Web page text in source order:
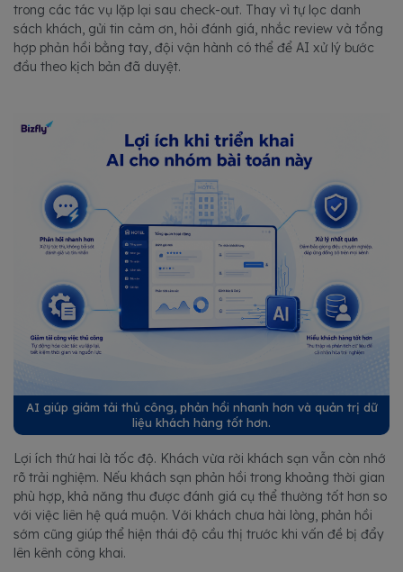
trong các tác vụ lặp lại sau check-out. Thay vì tự lọc danh
sách khách, gửi tin cảm ơn, hỏi đánh giá, nhắc review và tổng
hợp phản hồi bằng tay, đội vận hành có thể để AI xử lý bước
đầu theo kịch bản đã duyệt.
AI giúp giảm tải thủ công, phản hồi nhanh hơn và quản trị dữ
liệu khách hàng tốt hơn.
Lợi ích thứ hai là tốc độ. Khách vừa rời khách sạn vẫn còn nhớ
rõ trải nghiệm. Nếu khách sạn phản hồi trong khoảng thời gian
phù hợp, khả năng thu được đánh giá cụ thể thường tốt hơn so
với việc liên hệ quá muộn. Với khách chưa hài lòng, phản hồi
sớm cũng giúp thể hiện thái độ cầu thị trước khi vấn đề bị đẩy
lên kênh công khai.